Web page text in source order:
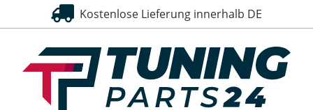
springen Kostenlose Lieferung innerhalb DE
30 Tage Rückgaberecht